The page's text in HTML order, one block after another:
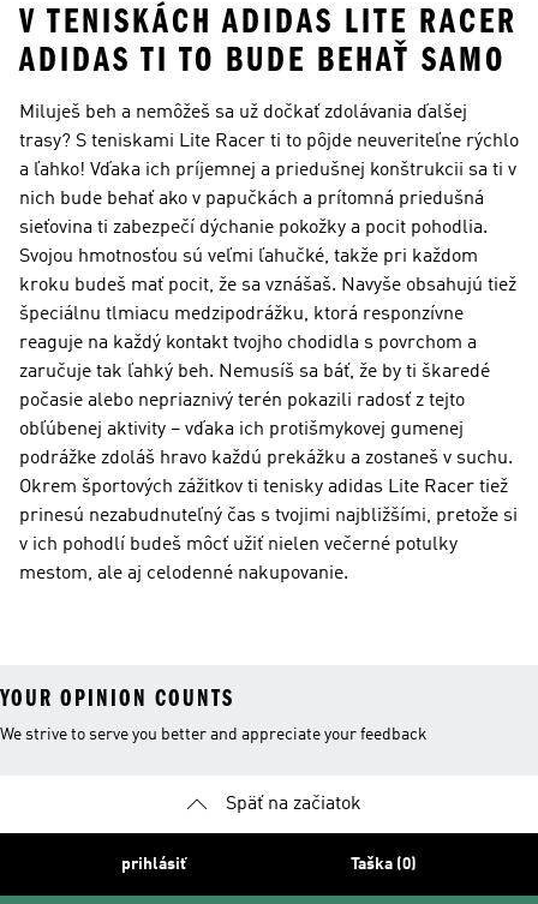
V TENISKÁCH ADIDAS LITE RACER
ADIDAS TI TO BUDE BEHAŤ SAMO
Miluješ beh a nemôžeš sa už dočkať zdolávania ďalšej
trasy? S teniskami Lite Racer ti to pôjde neuveriteľne rýchlo
a ľahko! Vďaka ich príjemnej a priedušnej konštrukcii sa ti v
nich bude behať ako v papučkách a prítomná priedušná
sieťovina ti zabezpečí dýchanie pokožky a pocit pohodlia.
Svojou hmotnosťou sú veľmi ľahučké, takže pri každom
kroku budeš mať pocit, že sa vznášaš. Navyše obsahujú tiež
špeciálnu tlmiacu medzipodrážku, ktorá responzívne
reaguje na každý kontakt tvojho chodidla s povrchom a
zaručuje tak ľahký beh. Nemusíš sa báť, že by ti škaredé
počasie alebo nepriaznivý terén pokazili radosť z tejto
obľúbenej aktivity – vďaka ich protišmykovej gumenej
podrážke zdoláš hravo každú prekážku a zostaneš v suchu.
Okrem športových zážitkov ti tenisky adidas Lite Racer tiež
prinesú nezabudnuteľný čas s tvojimi najbližšími, pretože si
v ich pohodlí budeš môcť užiť nielen večerné potulky
mestom, ale aj celodenné nakupovanie.
YOUR OPINION COUNTS
We strive to serve you better and appreciate your feedback
Späť na začiatok
prihlásiť Taška (0)